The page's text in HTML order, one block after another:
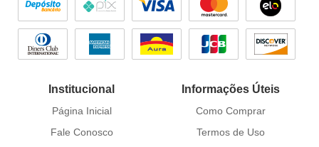
Institucional
Página Inicial
Fale Conosco
Informações Úteis
Como Comprar
Termos de Uso